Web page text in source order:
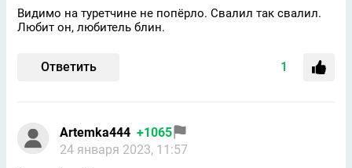
Видимо на туретчине не попёрло. Свалил так свалил.
Любит он, любитель блин.
Ответить 1
Artemka444 +1065
24 января 2023, 11:57